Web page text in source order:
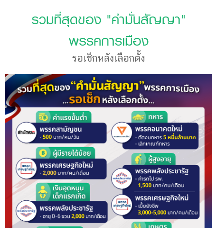
รวมที่สุดของ "คำมั่นสัญญา"
พรรคการเมือง
รอเช็กหลังเลือกตั้ง